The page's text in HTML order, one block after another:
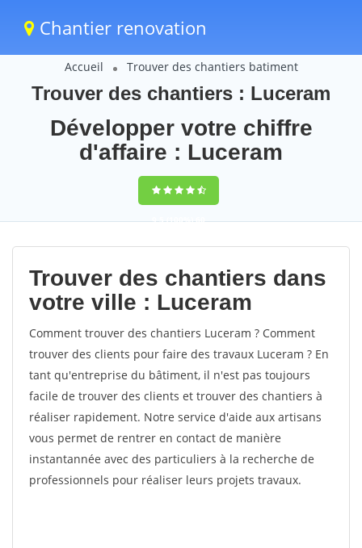
Chantier renovation
Accueil Trouver des chantiers batiment
Trouver des chantiers : Luceram
Développer votre chiffre
d'affaire : Luceram
9,5(100%)60
votes
Trouver des chantiers dans
votre ville : Luceram
Comment trouver des chantiers Luceram ? Comment
trouver des clients pour faire des travaux Luceram ? En
tant qu'entreprise du bâtiment, il n'est pas toujours
facile de trouver des clients et trouver des chantiers à
réaliser rapidement. Notre service d'aide aux artisans
vous permet de rentrer en contact de manière
instantannée avec des particuliers à la recherche de
professionnels pour réaliser leurs projets travaux.